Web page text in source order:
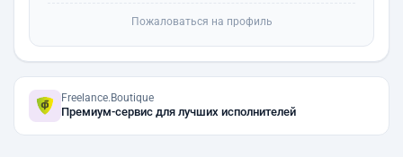
Пожаловаться на профиль
Freelance.Boutique
Премиум-сервис для лучших исполнителей